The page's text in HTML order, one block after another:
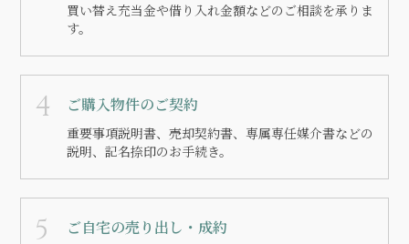
買い替え充当金や借り入れ金額などのご相談を承りま
す。
ご購入物件のご契約
重要事項説明書、売却契約書、専属専任媒介書などの
説明、記名捺印のお手続き。
ご自宅の売り出し・成約